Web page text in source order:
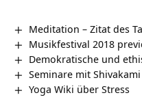
Meditation – Zitat des
Musikfestival 2018
Demokratische und
Seminare mit
Yoga Wiki über Stress